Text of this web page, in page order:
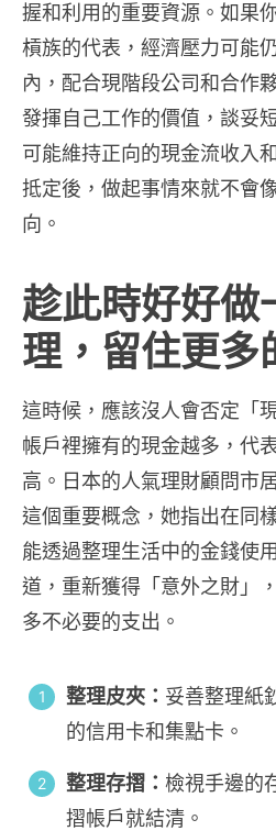
握和利用的重要資源。如果
槓族的代表，經濟壓力可能
內，配合現階段公司和合作
發揮自己工作的價值，談妥
可能維持正向的現金流收入
抵定後，做起事情來就不會
向。
趁此時好好做
理，留住更多
這時候，應該沒人會否定「
帳戶裡擁有的現金越多，代
高。日本的人氣理財顧問市
這個重要概念，她指出在同
能透過整理生活中的金錢使
道，重新獲得「意外之財」
多不必要的支出。
整理皮夾： 妥善整理紙
的信用卡和集點卡。
整理存摺： 檢視手邊的
摺帳戶就結清。